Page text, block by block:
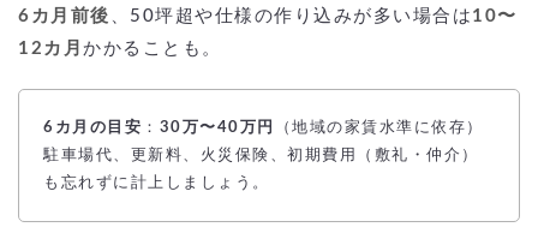
6カ月前後 、50坪超や仕様の作り込みが多い場合は 10〜
12カ月 かかることも。
6カ月の目安 ： 30万〜40万円
（地域の家賃水準に依存）
駐車場代、更新料、火災保険、初期費用（敷礼・仲介）
も忘れずに計上しましょう。